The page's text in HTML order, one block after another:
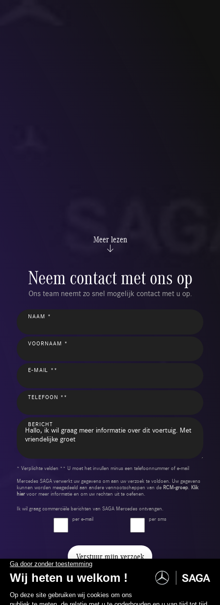
Meer lezen
Neem contact met ons op
Ons team neemt zo snel mogelijk contact met u op.
NAAM *
VOORNAAM *
E-MAIL **
TELEFOON **
BERICHT
* Verplichte velden ** U moet het invullen minus een telefoonnummer of e-mail
Mercedes SAGA verwerkt uw gegevens om aan uw verzoek te voldoen. Uw gegevens
kunnen worden meegedeeld aan andere vennootschappen van de RCM-groep. Klik
hiervoor meer informatie en om uw rechten uit te oefenen.
Ik wil graag commerciële berichten van SAGA Mercedes ontvangen.
per e-mail
per sms
Verstuur mijn verzoek